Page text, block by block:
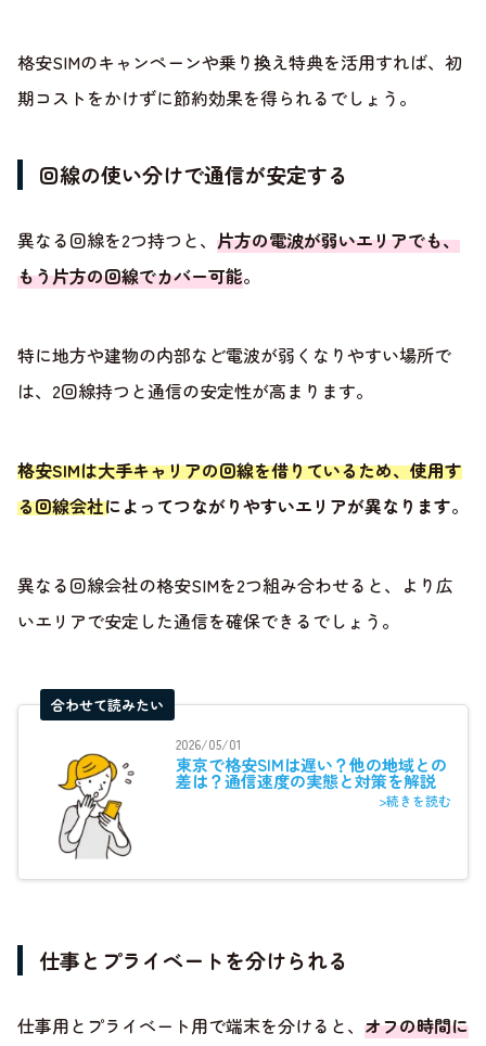
格安SIMのキャンペーンや乗り換え特典を活用すれば、初
期コストをかけずに節約効果を得られるでしょう。
回線の使い分けで通信が安定する
異なる回線を2つ持つと、 片方の電波が弱いエリアでも、
もう片方の回線でカバー可能。
特に地方や建物の内部など電波が弱くなりやすい場所で
は、2回線持つと通信の安定性が高まります。
格安SIMは大手キャリアの回線を借りているため、使用す
る回線会社によってつながりやすいエリアが異なります。
異なる回線会社の格安SIMを2つ組み合わせると、より広
いエリアで安定した通信を確保できるでしょう。
合わせて読みたい
2026/05/01
東京で格安SIMは遅い？他の地域との
差は？通信速度の実態と対策を解説
>続きを読む
仕事とプライベートを分けられる
仕事用とプライベート用で端末を分けると、 オフの時間に